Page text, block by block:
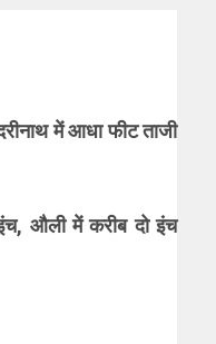
में आधा फीट ताजी
औली में करीब दो इंच